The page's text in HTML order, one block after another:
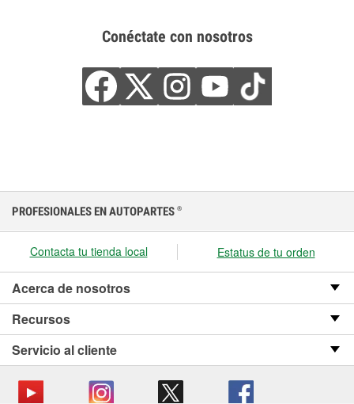
Conéctate con nosotros
PROFESIONALES EN AUTOPARTES ®
Contacta tu tienda local Estatus de tu orden
Acerca de nosotros
Recursos
Servicio al cliente